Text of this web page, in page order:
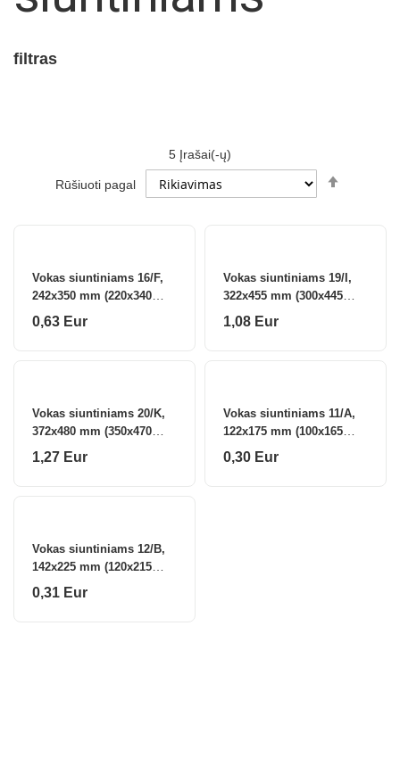
filtras
5 Įrašai(-ų)
Rūšiuoti pagal
Vokas siuntiniams 16/F,
242x350 mm (220x340
mm), baltas (1)
0,63 Eur
Vokas siuntiniams 19/I,
322x455 mm (300x445
mm), baltas (1)
1,08 Eur
Vokas siuntiniams 20/K,
372x480 mm (350x470
mm), baltas (1)
1,27 Eur
Vokas siuntiniams 11/A,
122x175 mm (100x165
0,30 Eur
Vokas siuntiniams 12/B,
142x225 mm (120x215
0,31 Eur